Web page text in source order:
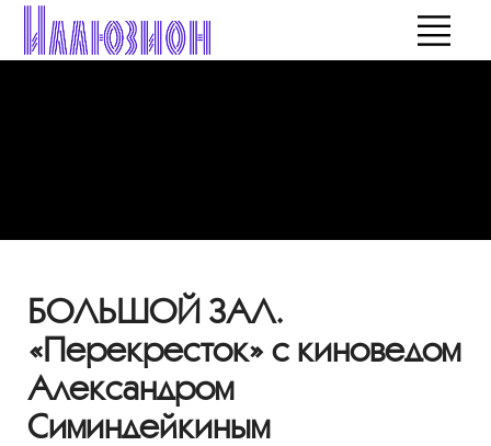
БОЛЬШОЙ ЗАЛ.
«Перекресток» с киноведом
Александром
Симиндейкиным